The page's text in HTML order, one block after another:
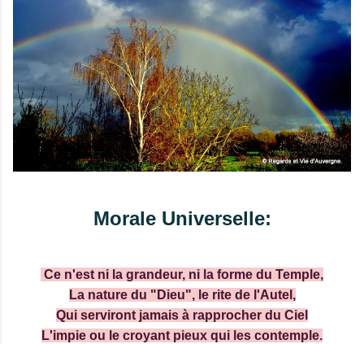
Morale Universelle:
Ce n'est ni la grandeur, ni la forme du Temple,
La nature du "Dieu", le rite de l'Autel,
Qui serviront jamais à rapprocher du Ciel
L'impie ou le croyant pieux qui les contemple.